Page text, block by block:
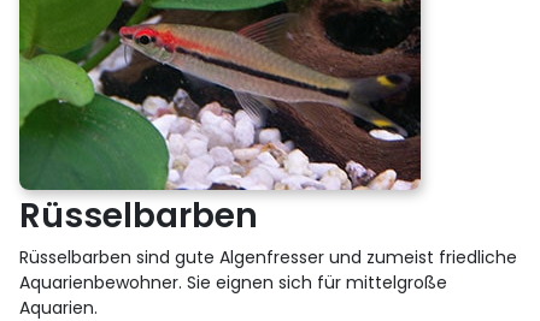
Rüsselbarben
Rüsselbarben sind gute Algenfresser und zumeist friedliche
Aquarienbewohner. Sie eignen sich für mittelgroße
Aquarien.